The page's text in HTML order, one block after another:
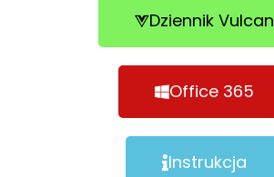
Dziennik Vulcan
Office 365
Instrukcja